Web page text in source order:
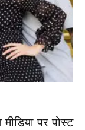
पर पोस्ट